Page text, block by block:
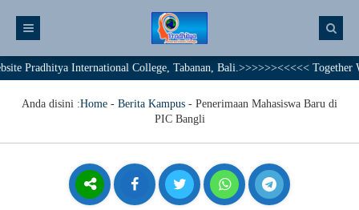
International College, Tabanan, Bali.>>>>>><<<<< Together We
Anda disini :Home - Berita Kampus - Penerimaan Mahasiswa Baru di
PIC Bangli